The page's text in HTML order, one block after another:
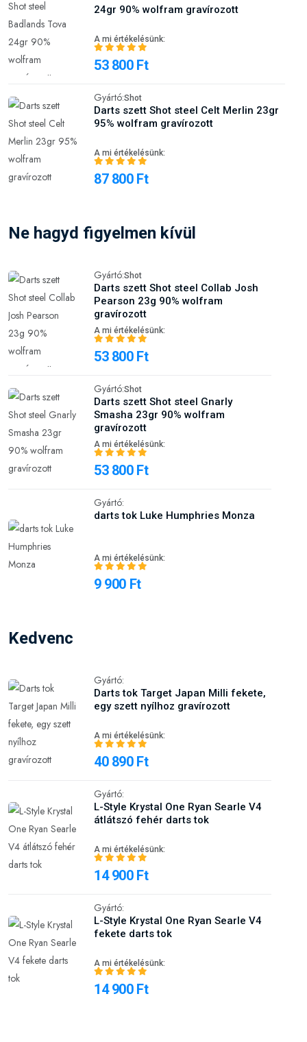
24gr 90% wolfram gravírozott
A mi értékelésünk:
53 800 Ft
Gyártó:Shot
Darts szett Shot steel Celt Merlin 23gr
95% wolfram gravírozott
A mi értékelésünk:
87 800 Ft
Ne hagyd figyelmen kívül
Gyártó:Shot
Darts szett Shot steel Collab Josh
Pearson 23g 90% wolfram
gravírozott
A mi értékelésünk:
53 800 Ft
Gyártó:Shot
Darts szett Shot steel Gnarly
Smasha 23gr 90% wolfram
gravírozott
A mi értékelésünk:
53 800 Ft
Gyártó:
darts tok Luke Humphries Monza
A mi értékelésünk:
9 900 Ft
Kedvenc
Gyártó:
Darts tok Target Japan Milli fekete,
egy szett nyílhoz gravírozott
A mi értékelésünk:
40 890 Ft
Gyártó:
L-Style Krystal One Ryan Searle V4
átlátszó fehér darts tok
A mi értékelésünk:
14 900 Ft
Gyártó:
L-Style Krystal One Ryan Searle V4
fekete darts tok
A mi értékelésünk:
14 900 Ft